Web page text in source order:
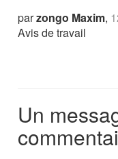
parzongo Maxim,
Avis de travail
Un